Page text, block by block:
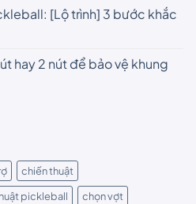
[Lộ trình] 3 bước khắc
hay 2 nút để bảo vệ khung
chiến thuật
pickleball
chọn vợt